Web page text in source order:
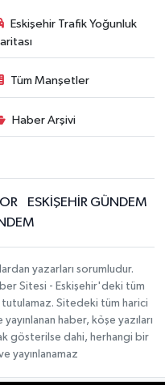
Eskişehir Trafik Yoğunluk
Tüm Manşetler
Haber Arşivi
ESKİŞEHİR GÜNDEM
yazarları sorumludur.
Sitesi - Eskişehir'deki tüm
Sitedeki tüm harici
haber, köşe yazıları
gösterilse dahi, herhangi bir
yayınlanamaz